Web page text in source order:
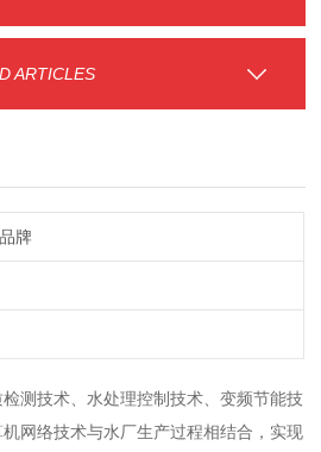
ARTICLES
牌
测技术、水处理控制技术、变频节能技
网络技术与水厂生产过程相结合，实现